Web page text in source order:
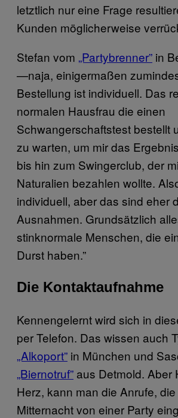
letztlich nur eine Frage
Kunden möglicherweise
Stefan vom „Partybrenner” in
—naja, einigermaßen
Bestellung ist individuell. Das
normalen Hausfrau die einen
Schwangerschaftstest bestellt
zu warten, um mir das
bis hin zum Swingerclub, der
Naturalien bezahlen wollte.
individuell, aber das sind eher
Ausnahmen. Grundsätzlich
stinknormale Menschen, die
Durst haben.”
Die Kontaktaufnahme
Kennengelernt wird sich in
per Telefon. Das wissen auch
„Alkoport” in München und
„Biernotruf” aus Detmold. Aber
Herz, kann man die Anrufe,
Mitternacht von einer Party